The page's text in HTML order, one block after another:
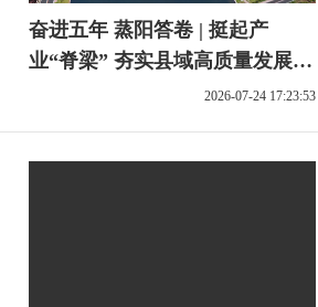
奋进五年 蒸阳答卷 | 挺起产
业“脊梁” 夯实县域高质量发展硬
2026-07-24 17:23:53